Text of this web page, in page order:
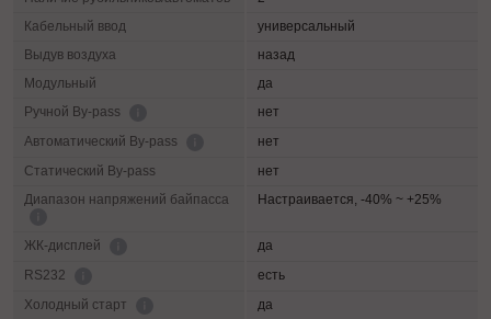
Кабельный ввод
универсальный
Выдув воздуха
назад
Модульный
да
Ручной By-pass
нет
Автоматический By-pass
нет
Статический By-pass
нет
Диапазон напряжений байпасса
Настраивается, -40% ~ +25%
ЖК-дисплей
да
RS232
есть
Холодный старт
да